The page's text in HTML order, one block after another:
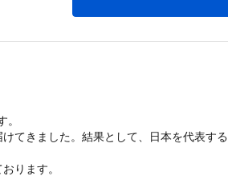
てきました。結果として、日本を代表する
ります。